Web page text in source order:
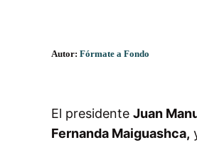
Autor: Fórmate a Fondo
El presidente Juan
Fernanda Maiguashca,